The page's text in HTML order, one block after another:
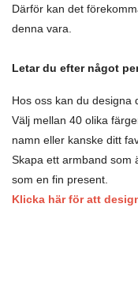
Därför kan det
denna vara.
Letar du efter något
Hos oss kan du designa
Välj mellan 40 olika
namn eller kanske ditt
Skapa ett armband som
som en fin present.
Klicka här för att